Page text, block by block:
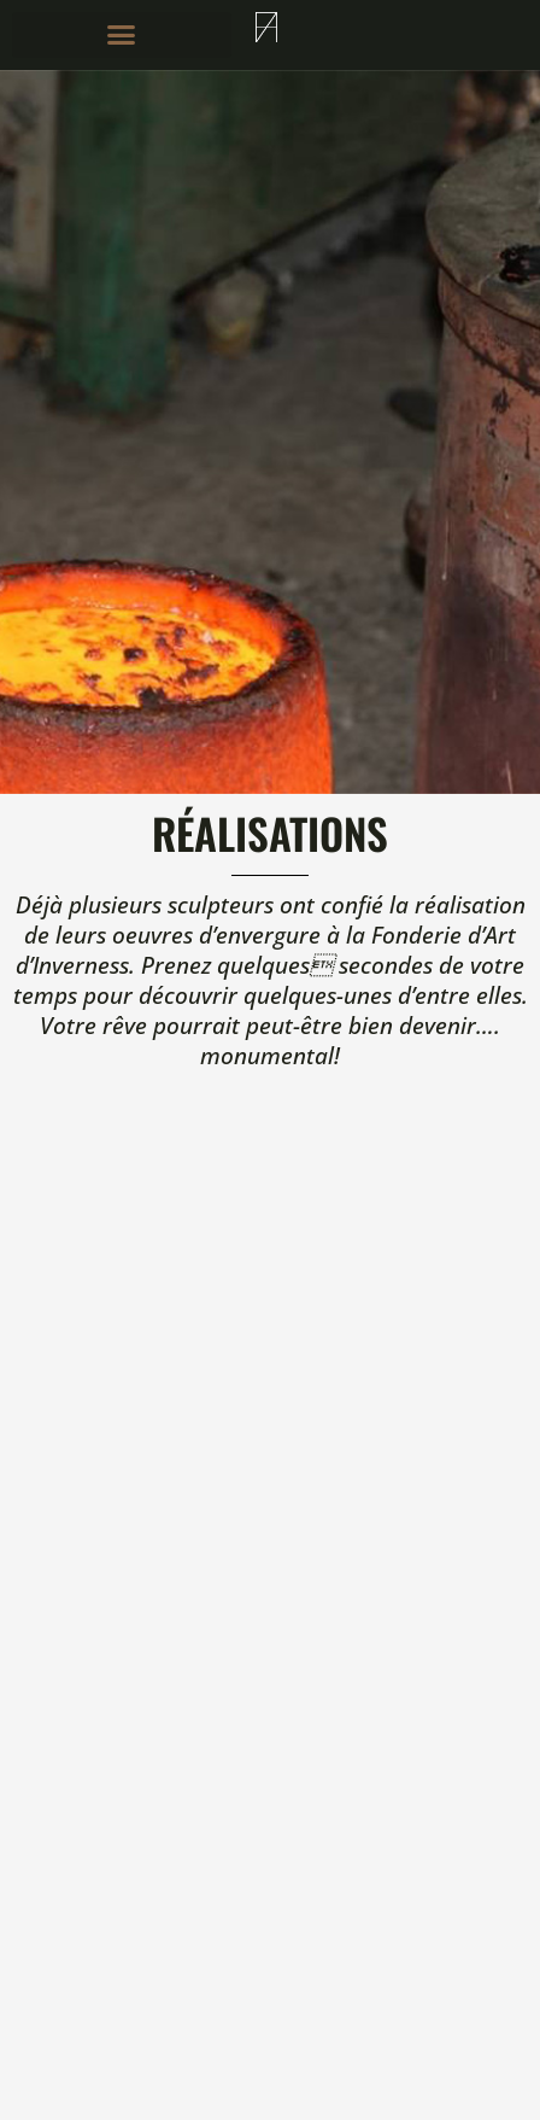
RÉALISATIONS
Déjà plusieurs sculpteurs ont confié la réalisation
de leurs oeuvres d’envergure à la Fonderie d’Art
d’Inverness. Prenez quelques secondes de votre
temps pour découvrir quelques-unes d’entre elles.
Votre rêve pourrait peut-être bien devenir….
monumental!